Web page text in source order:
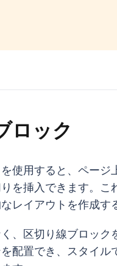
ロック
を使用すると、ページ
を挿入できます。
レイアウトを作成す
、区切り線ブロッ
配置でき、スタイ